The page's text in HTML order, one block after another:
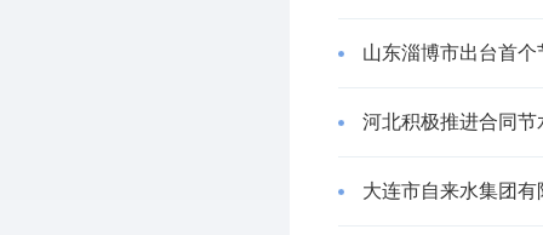
山东淄博市出台首个
河北积极推进合同节
大连市自来水集团